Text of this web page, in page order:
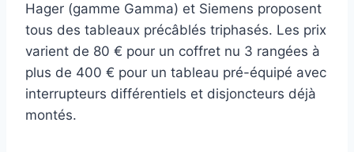
Hager (gamme Gamma) et Siemens proposent
tous des tableaux précâblés triphasés. Les prix
varient de 80 € pour un coffret nu 3 rangées à
plus de 400 € pour un tableau pré-équipé avec
interrupteurs différentiels et disjoncteurs déjà
montés.